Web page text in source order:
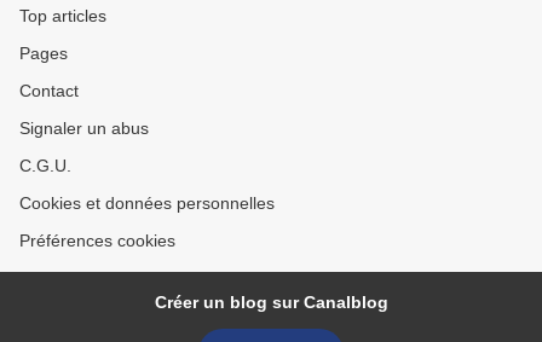
Top articles
Pages
Contact
Signaler un abus
C.G.U.
Cookies et données personnelles
Préférences cookies
Créer un blog sur Canalblog